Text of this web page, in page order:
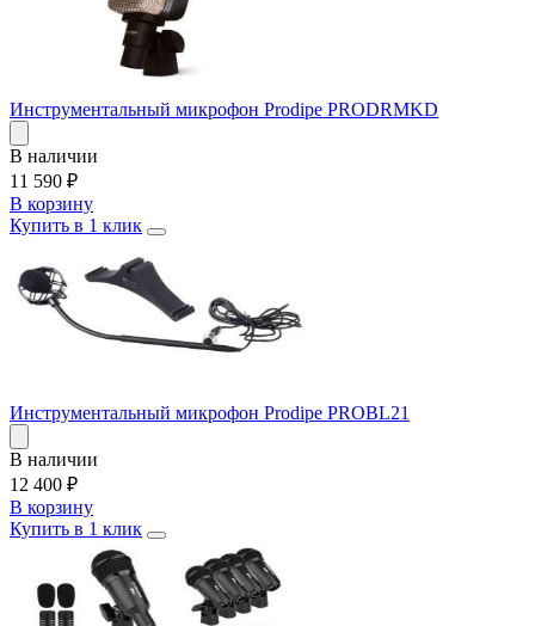
Инструментальный микрофон Prodipe PRODRMKD
В наличии
11 590 ₽
В корзину
Купить в 1 клик
Инструментальный микрофон Prodipe PROBL21
В наличии
12 400 ₽
В корзину
Купить в 1 клик